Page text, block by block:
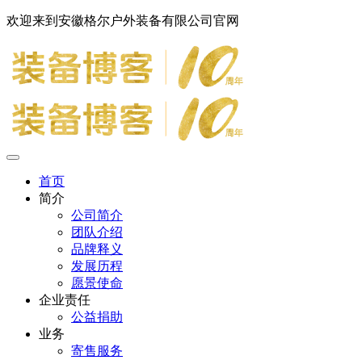
欢迎来到安徽格尔户外装备有限公司官网
首页
简介
公司简介
团队介绍
品牌释义
发展历程
愿景使命
企业责任
公益捐助
业务
寄售服务